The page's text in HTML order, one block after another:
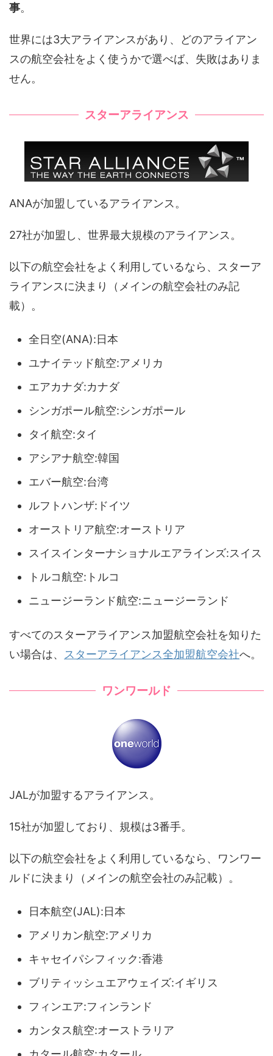
事。
世界には3大アライアンスがあり、どのアライアン
スの航空会社をよく使うかで選べば、失敗はありま
せん。
スターアライアンス
ANAが加盟しているアライアンス。
27社が加盟し、世界最大規模のアライアンス。
以下の航空会社をよく利用しているなら、スターア
ライアンスに決まり（メインの航空会社のみ記
載）。
全日空(ANA):日本
ユナイテッド航空:アメリカ
エアカナダ:カナダ
シンガポール航空:シンガポール
タイ航空:タイ
アシアナ航空:韓国
エバー航空:台湾
ルフトハンザ:ドイツ
オーストリア航空:オーストリア
スイスインターナショナルエアラインズ:スイス
トルコ航空:トルコ
ニュージーランド航空:ニュージーランド
すべてのスターアライアンス加盟航空会社を知りた
い場合は、
スターアライアンス全加盟航空会社へ。
ワンワールド
JALが加盟するアライアンス。
15社が加盟しており、規模は3番手。
以下の航空会社をよく利用しているなら、ワンワー
ルドに決まり（メインの航空会社のみ記載）。
日本航空(JAL):日本
アメリカン航空:アメリカ
キャセイパシフィック:香港
ブリティッシュエアウェイズ:イギリス
フィンエア:フィンランド
カンタス航空:オーストラリア